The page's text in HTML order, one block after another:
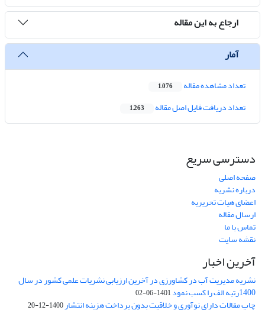
ارجاع به این مقاله
آمار
تعداد مشاهده مقاله 1,076
تعداد دریافت فایل اصل مقاله 1,263
دسترسی سریع
صفحه اصلی
درباره نشریه
اعضای هیات تحریریه
ارسال مقاله
تماس با ما
نقشه سایت
آخرین اخبار
نشریه مدیریت آب در کشاورزی در آخرین ارزیابی نشریات علمی کشور در سال
1400رتبه الف را کسب نمود 1401-06-02
چاپ مقالات دارای نوآوری و خلاقیت بدون پرداخت هزینه انتشار1400-12-20